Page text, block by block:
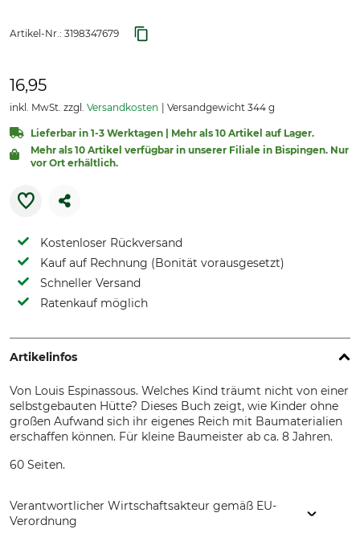
Artikel-Nr.: 3198347679
16,95
inkl. MwSt. zzgl. Versandkosten Versandgewicht 344 g
Lieferbar in 1-3 Werktagen | Mehr als 10 Artikel auf Lager.
Mehr als 10 Artikel verfügbar in unserer Filiale in Bispingen. Nur
vor Ort erhältlich.
Kostenloser Rückversand
Kauf auf Rechnung (Bonität vorausgesetzt)
Schneller Versand
Ratenkauf möglich
Artikelinfos
Von Louis Espinassous. Welches Kind träumt nicht von einer
selbstgebauten Hütte? Dieses Buch zeigt, wie Kinder ohne
großen Aufwand sich ihr eigenes Reich mit Baumaterialien
erschaffen können. Für kleine Baumeister ab ca. 8 Jahren.
60 Seiten.
Verantwortlicher Wirtschaftsakteur gemäß EU-
Verordnung